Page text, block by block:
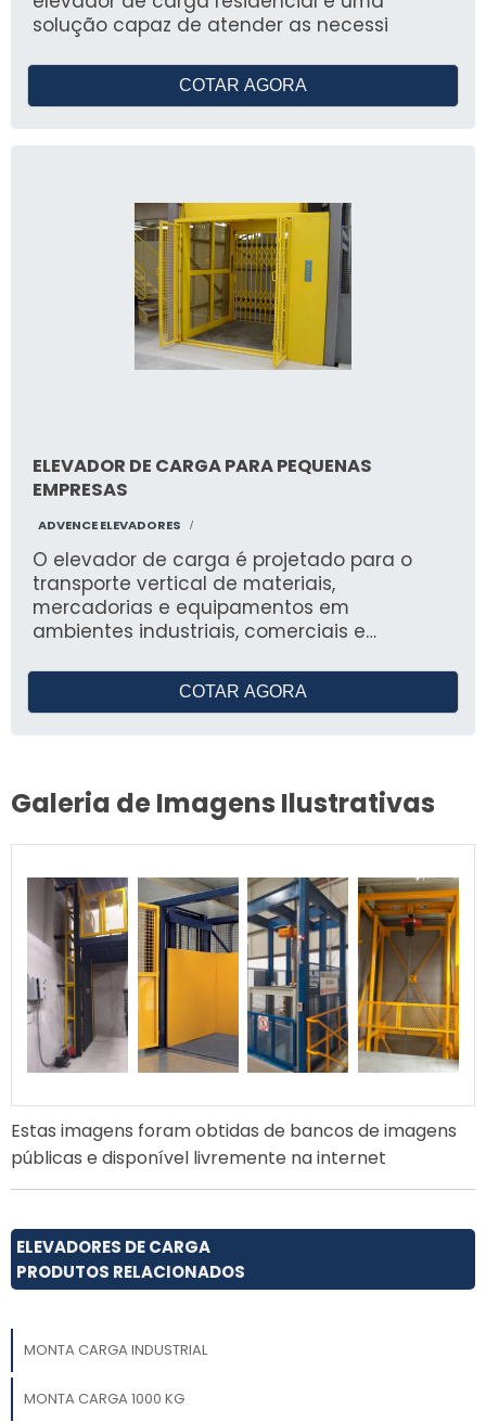
quem busca eficiência, segurança e
qualidade.
solução capaz de atender as necessi
COTAR AGORA
ELEVADOR DE CARGA PARA PEQUENAS
EMPRESAS
ADVENCE ELEVADORES /
O elevador de carga é projetado para o
transporte vertical de materiais,
mercadorias e equipamentos em
ambientes industriais, comerciais e
supermercados, distribuidoras, hospitais,
restaurantes e lojas. Com capacidade de
equipamento possui instalação e
manutenção especializadas, qualidade
comprovada, preço competitivo e entrega
COTAR AGORA
Galeria de Imagens Ilustrativas
Estas imagens foram obtidas de bancos de imagens
públicas e disponível livremente na internet
ELEVADORES DE CARGA
PRODUTOS RELACIONADOS
MONTA CARGA INDUSTRIAL
MONTA CARGA 1000 KG